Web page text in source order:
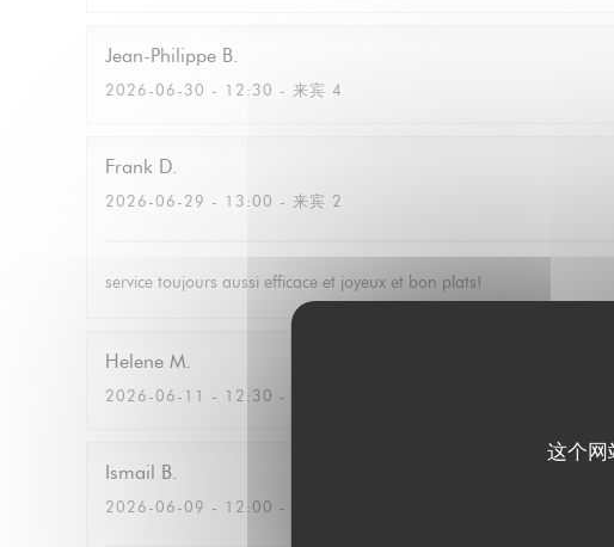
这个网
Jean-Philippe B
2026-06-30 - 12:30 - 来宾 4
Frank D
2026-06-29 - 13:00 - 来宾 2
service toujours aussi efficace et joyeux et bon plats!
Helene M
2026-06-11 - 12:30 - 来宾 2
Ismail B
2026-06-09 - 12:00 - 来宾 3